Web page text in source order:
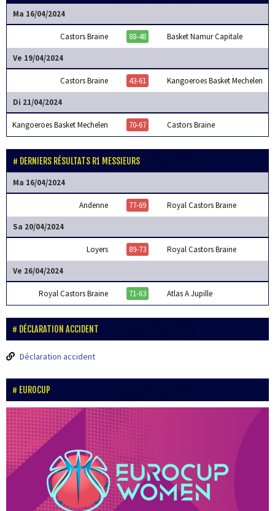
Ma 16/04/2024
Castors Braine 88-48 Basket Namur Capitale
Ve 19/04/2024
Castors Braine 43-61 Kangoeroes Basket Mechelen
Di 21/04/2024
Kangoeroes Basket Mechelen 70-67 Castors Braine
DERNIERS RÉSULTATS R1 MESSIEURS
Ma 16/04/2024
Andenne 77-69 Royal Castors Braine
Sa 20/04/2024
Loyers 89-73 Royal Castors Braine
Ve 26/04/2024
Royal Castors Braine 71-63 Atlas A Jupille
DÉCLARATION ACCIDENT
Déclaration accident
EUROCUP